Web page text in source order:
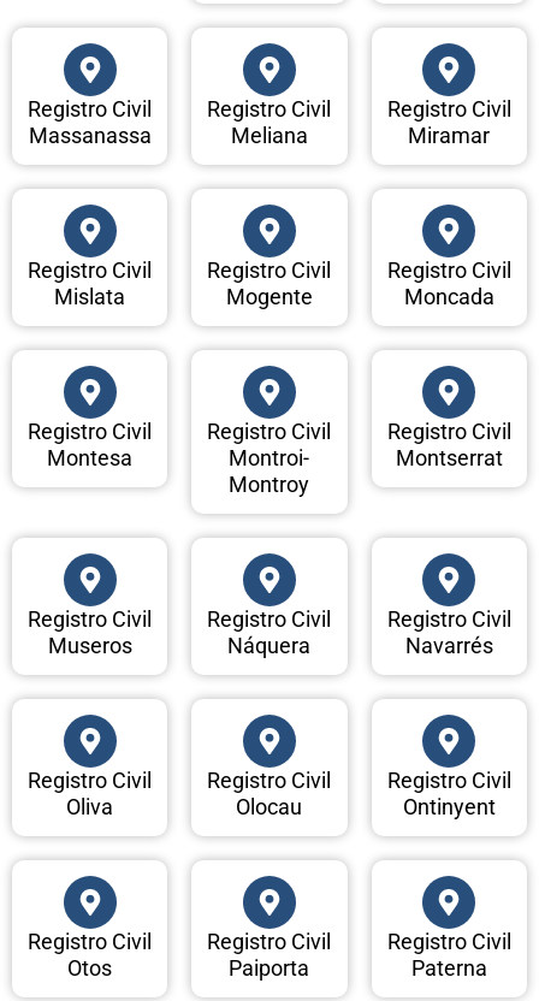
Registro Civil
Massanassa
Registro Civil
Meliana
Registro Civil
Miramar
Registro Civil
Mislata
Registro Civil
Mogente
Registro Civil
Moncada
Registro Civil
Montesa
Registro Civil
Montroi-
Montroy
Registro Civil
Montserrat
Registro Civil
Museros
Registro Civil
Náquera
Registro Civil
Navarrés
Registro Civil
Oliva
Registro Civil
Olocau
Registro Civil
Ontinyent
Registro Civil
Otos
Registro Civil
Paiporta
Registro Civil
Paterna